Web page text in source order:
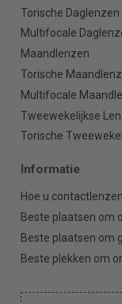
Torische Daglenzen
Multifocale
Maandlenzen
Torische
Multifocale
Tweewekelijkse
Torische
Informatie
Hoe u
Beste plaatsen om
Beste plaatsen om
Beste plekken om